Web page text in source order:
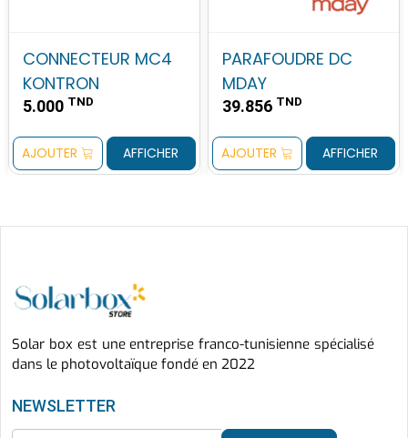
CONNECTEUR MC4
KONTRON
5.000 TND
AJOUTER AFFICHER
PARAFOUDRE DC
MDAY
39.856 TND
AJOUTER AFFICHER
Solar box est une entreprise franco-tunisienne spécialisé
dans le photovoltaïque fondé en 2022
NEWSLETTER